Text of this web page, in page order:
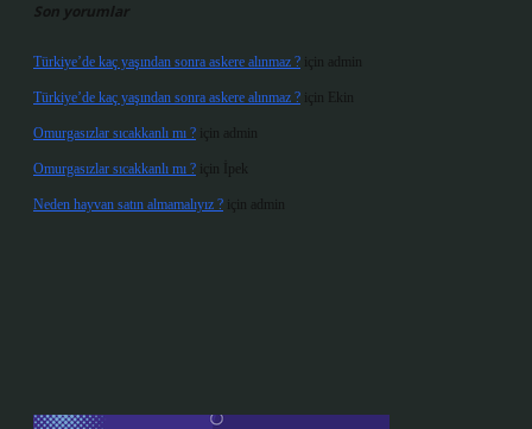
Son yorumlar
Türkiye’de kaç yaşından sonra askere alınmaz ? için admin
Türkiye’de kaç yaşından sonra askere alınmaz ? için Ekin
Omurgasızlar sıcakkanlı mı ? için admin
Omurgasızlar sıcakkanlı mı ? için İpek
Neden hayvan satın almamalıyız ? için admin